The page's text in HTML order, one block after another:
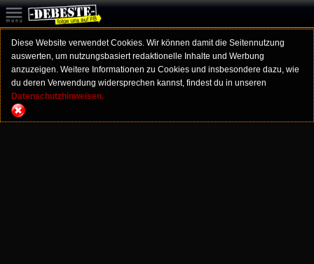
Diese Website verwendet Cookies. Wir können damit die Seitennutzung
auswerten, um nutzungsbasiert redaktionelle Inhalte und Werbung
anzuzeigen. Weitere Informationen zu Cookies und insbesondere dazu, wie
du deren Verwendung widersprechen kannst, findest du in unseren
Datenschutzhinweisen.